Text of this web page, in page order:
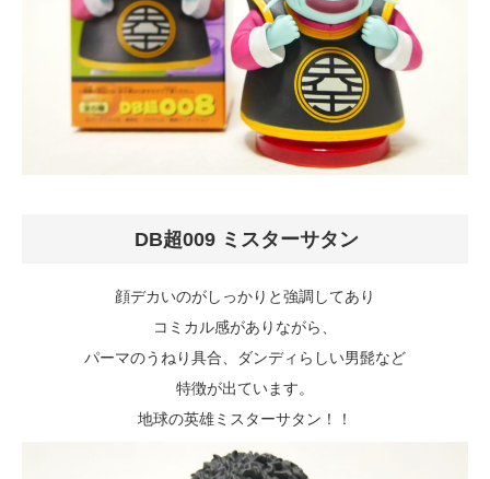
DB超009 ミスターサタン
顔デカいのがしっかりと強調してあり
コミカル感がありながら、
パーマのうねり具合、ダンディらしい男髭など
特徴が出ています。
地球の英雄ミスターサタン！！